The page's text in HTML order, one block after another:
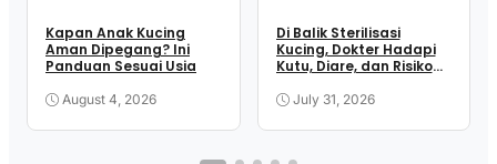
Kapan Anak Kucing
Aman Dipegang? Ini
Panduan Sesuai Usia
August 4, 2026
Di Balik Sterilisasi
Kucing, Dokter Hadapi
Kutu, Diare, dan Risiko
July 31, 2026